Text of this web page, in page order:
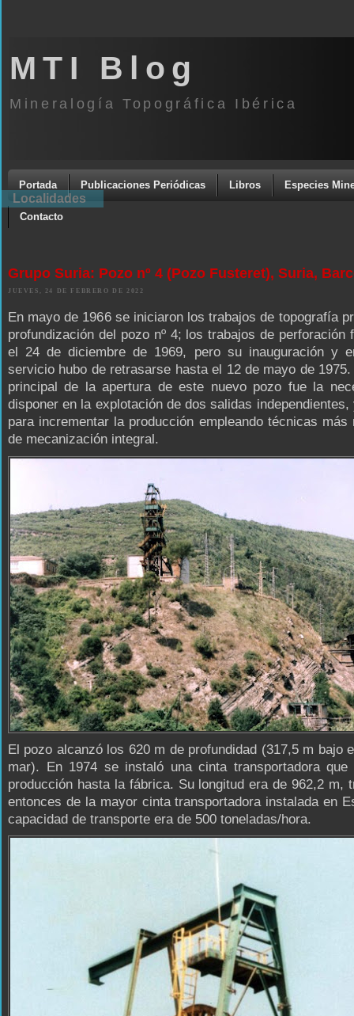
MTI Blog
Mineralogía Topográfica Ibérica
Portada Publicaciones Periódicas Libros Especies
Contacto
Grupo Suria: Pozo nº 4 (Pozo Fusteret), Suria,
JUEVES, 24 DE FEBRERO DE 2022
En mayo de 1966 se iniciaron los trabajos de topografía
profundización del pozo nº 4; los trabajos de perforación
el 24 de diciembre de 1969, pero su inauguración y
servicio hubo de retrasarse hasta el 12 de mayo de
principal de la apertura de este nuevo pozo fue la
disponer en la explotación de dos salidas independientes,
para incrementar la producción empleando técnicas más
de mecanización integral.
El pozo alcanzó los 620 m de profundidad (317,5 m bajo
mar). En 1974 se instaló una cinta transportadora que
producción hasta la fábrica. Su longitud era de 962,2 m,
entonces de la mayor cinta transportadora instalada en
capacidad de transporte era de 500 toneladas/hora.
Localidades